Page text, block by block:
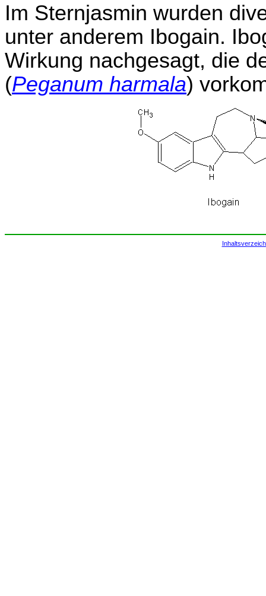
Im Sternjasmin wurden
unter anderem Ibogain.
Wirkung nachgesagt, die
(Peganum harmala)